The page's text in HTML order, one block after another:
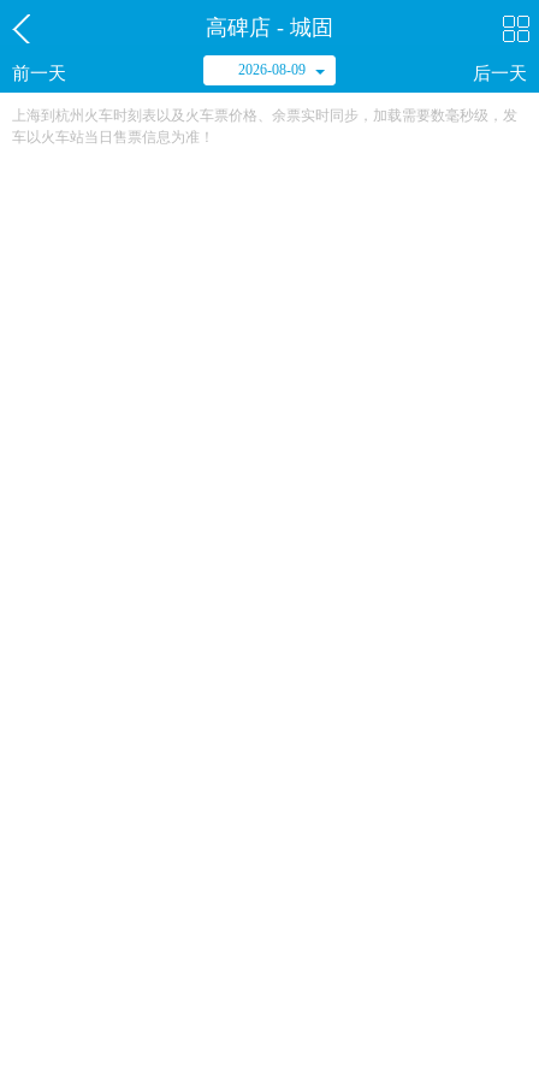
高碑店 - 城固
前一天 2026-08-09 后一天
上海到杭州火车时刻表以及火车票价格、余票实时同步，加载需要数毫秒级，发
车以火车站当日售票信息为准！